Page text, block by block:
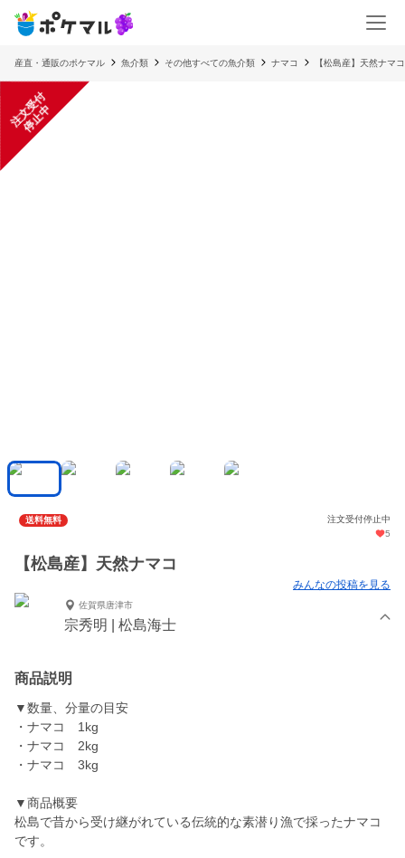
産直・通販のポケマル 魚介類 その他すべての魚介類 ナマコ 【松島産】天然ナマコ
注
文
受
付
停
止
中
送料無料
注文受付停止中
5
【松島産】天然ナマコ
みんなの投稿を見る
佐賀県唐津市
宗秀明 | 松島海士
商品説明
▼数量、分量の目安
・ナマコ 1kg
・ナマコ 2kg
・ナマコ 3kg
▼商品概要
松島で昔から受け継がれている伝統的な素潜り漁で採ったナマコ
です。